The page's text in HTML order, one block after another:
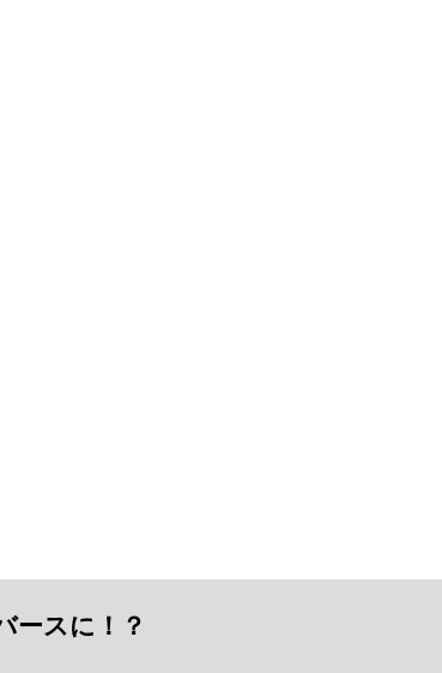
ースに！？